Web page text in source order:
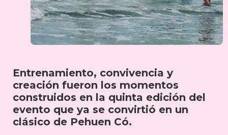
Entrenamiento, convivencia y
creación fueron los momentos
construidos en la quinta edición del
evento que ya se convirtió en un
clásico de Pehuen Có.